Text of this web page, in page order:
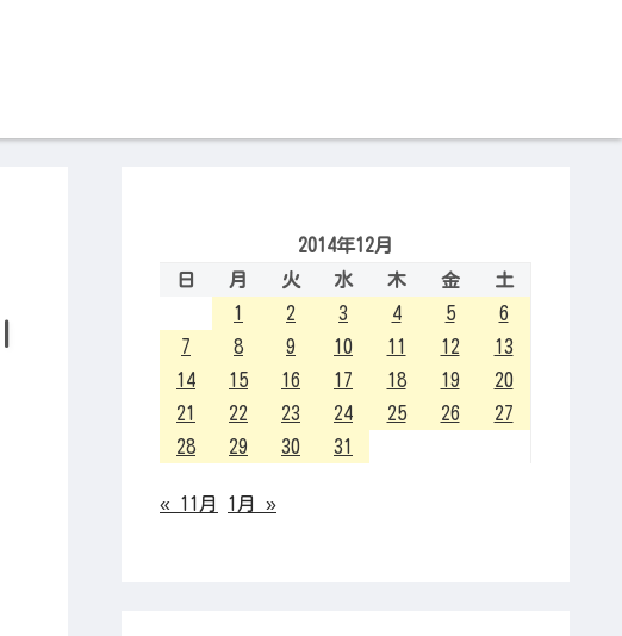
2014年12月
日
月 火 水 木 金
土
1
2 3 4 5
6
7
8 9 10 11 12
13
14
15 16 17 18 19
20
21
22 23 24 25 26
27
28
29 30 31
« 11月 1月 »